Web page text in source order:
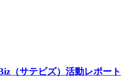
（サテビズ）活動レポート